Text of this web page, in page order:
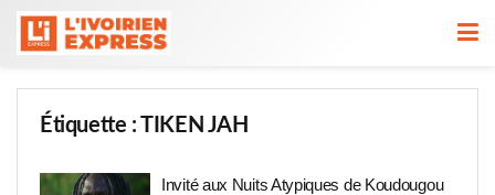
Étiquette : TIKEN JAH
Invité aux Nuits Atypiques de Koudougou